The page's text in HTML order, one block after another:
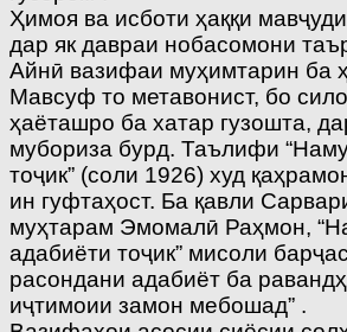
Ҳимоя ва исботи ҳаққи
дар як давраи нобасомони
Айнӣ вазифаи муҳимтарин ба
Мавсуф то метавонист, бо
ҳаёташро ба хатар гузошта,
мубориза бурд. Таълифи
тоҷик” (соли 1926) худ
ин гуфтаҳост. Ба қавли
муҳтарам Эмомалӣ Раҳмон,
адабиёти тоҷик” мисоли
расондани адабиёт ба
иҷтимоии замон мебошад” .